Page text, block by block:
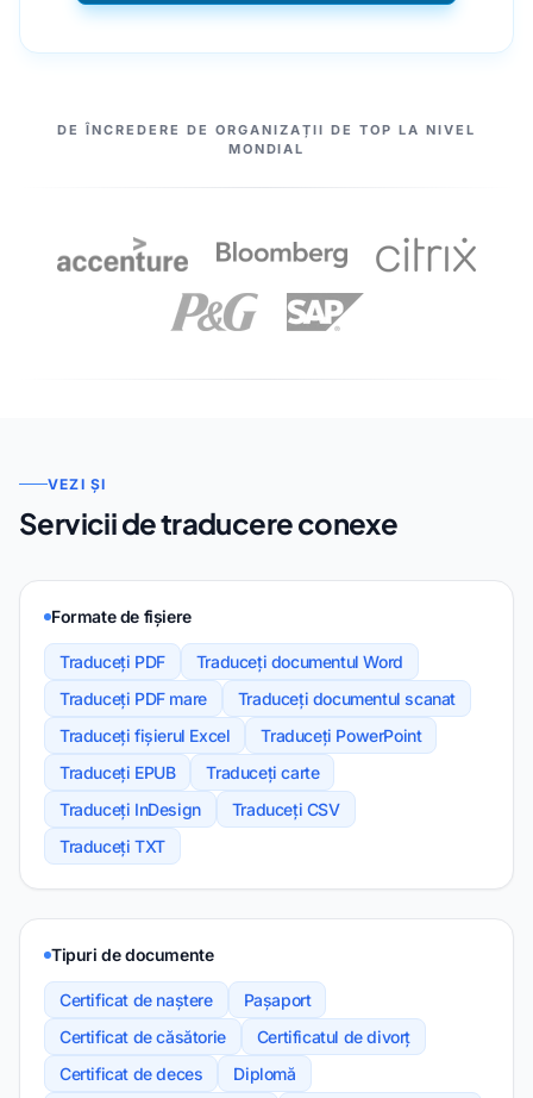
PARTENERII NOȘTRI
DE ÎNCREDERE DE ORGANIZAȚII DE TOP LA NIVEL
MONDIAL
VEZI ȘI
Servicii de traducere conexe
Formate de fișiere
Traduceți PDF
Traduceți documentul Word
Traduceți PDF mare
Traduceți documentul scanat
Traduceți fișierul Excel
Traduceți PowerPoint
Traduceți EPUB
Traduceți carte
Traduceți InDesign
Traduceți CSV
Traduceți TXT
Tipuri de documente
Certificat de naștere
Pașaport
Certificat de căsătorie
Certificatul de divorț
Certificat de deces
Diplomă